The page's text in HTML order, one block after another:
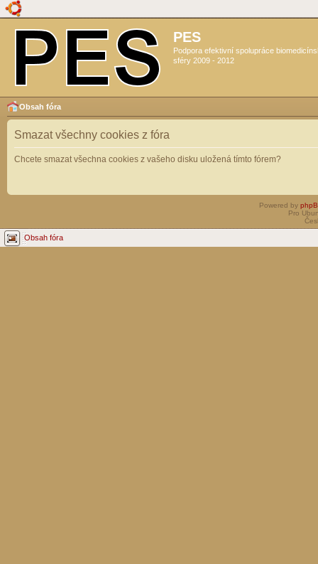
PES
Podpora efektivní spolupráce
sféry 2009 - 2012
Obsah fóra
Smazat všechny cookies z fóra
Chcete smazat všechna cookies z vašeho disku uložená tímto fórem?
Powered by
Pro
Obsah fóra